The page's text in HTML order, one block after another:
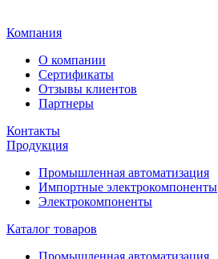
Компания
О компании
Сертификаты
Отзывы клиентов
Партнеры
Контакты
Продукция
Промышленная автоматизация
Импортные электрокомпоненты
Электрокомпоненты
Каталог товаров
Промышленная автоматизация